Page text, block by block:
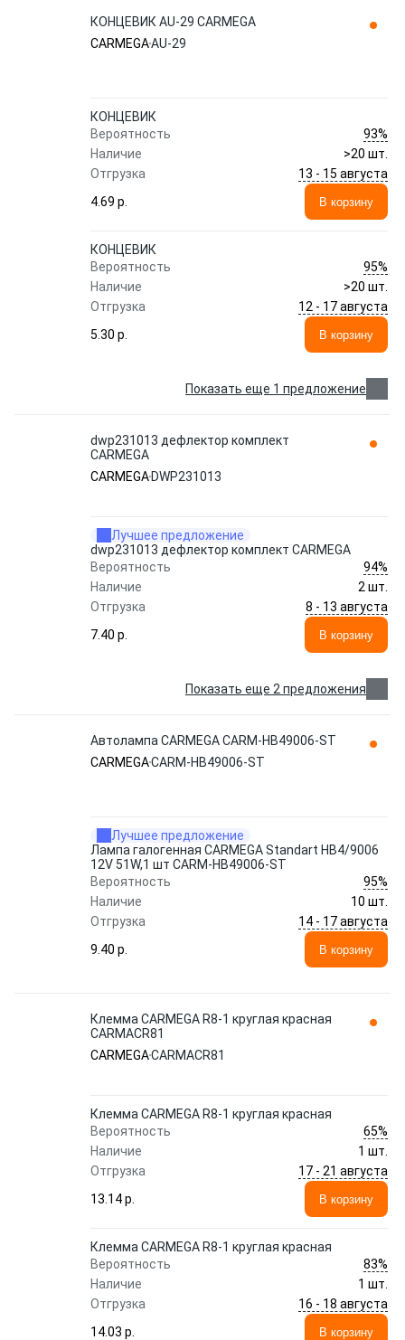
КОНЦЕВИК AU-29 CARMEGA
CARMEGAAU-29
КОНЦЕВИК
Вероятность
93%
Наличие
>20 шт.
Отгрузка
13 - 15 августа
4.69 p.
В корзину
КОНЦЕВИК
Вероятность
95%
Наличие
>20 шт.
Отгрузка
12 - 17 августа
5.30 p.
В корзину
Показать еще 1 предложение
dwp231013 дефлектор комплект
CARMEGA
CARMEGA DWP231013
Лучшее предложение
dwp231013 дефлектор комплект CARMEGA
Вероятность
94%
Наличие
2 шт.
Отгрузка
8 - 13 августа
7.40 p.
В корзину
Показать еще 2 предложения
Автолампа CARMEGA CARM-HB49006-ST
CARMEGACARM-HB49006-ST
Лучшее предложение
Лампа галогенная CARMEGA Standart HB4/9006
12V 51W,1 шт CARM-HB49006-ST
Вероятность
95%
Наличие
10 шт.
Отгрузка
14 - 17 августа
9.40 p.
В корзину
Клемма CARMEGA R8-1 круглая красная
CARMACR81
CARMEGACARMACR81
Клемма CARMEGA R8-1 круглая красная
Вероятность
65%
Наличие
1 шт.
Отгрузка
17 - 21 августа
13.14 p.
В корзину
Клемма CARMEGA R8-1 круглая красная
Вероятность
83%
Наличие
1 шт.
Отгрузка
16 - 18 августа
14.03 p.
В корзину